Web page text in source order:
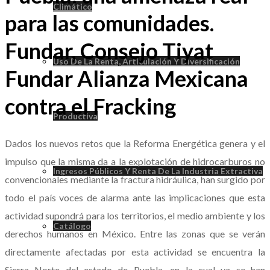
Climático
Uso De La Renta, Articulación Y Diversificación
Productiva
Ingresos Públicos Y Renta De La Industria Extractiva
Catálogo
para las comunidades.
Fundar, Consejo Tiyat
Fundar Alianza Mexicana
contra el Fracking
Dados los nuevos retos que la Reforma Energética genera y el
impulso que la misma da a la explotación de hidrocarburos no
convencionales mediante la fractura hidráulica, han surgido por
todo el país voces de alarma ante las implicaciones que esta
actividad supondrá para los territorios, el medio ambiente y los
derechos humanos en México. Entre las zonas que se verán
directamente afectadas por esta actividad se encuentra la